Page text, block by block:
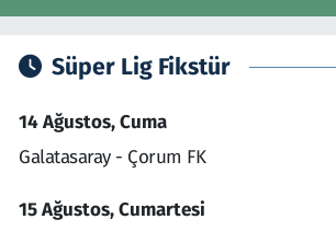
Süper Lig Fikstür
14 Ağustos, Cuma
Galatasaray - Çorum FK
15 Ağustos, Cumartesi